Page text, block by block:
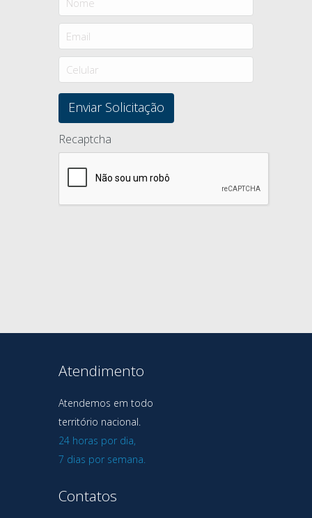
Recaptcha
Atendimento
Atendemos em todo
território nacional.
24 horas por dia,
7 dias por semana.
Contatos